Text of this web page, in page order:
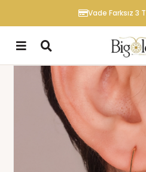
Vade Farksız 3